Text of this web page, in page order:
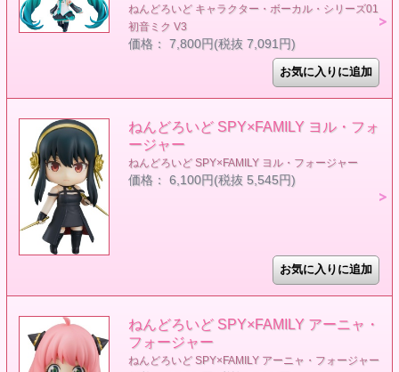
ねんどろいど キャラクター・ボーカル・シリーズ01
初音ミク V3
価格： 7,800円(税抜 7,091円)
ねんどろいど SPY×FAMILY ヨル・フォ
ージャー
ねんどろいど SPY×FAMILY ヨル・フォージャー
価格： 6,100円(税抜 5,545円)
ねんどろいど SPY×FAMILY アーニャ・
フォージャー
ねんどろいど SPY×FAMILY アーニャ・フォージャー